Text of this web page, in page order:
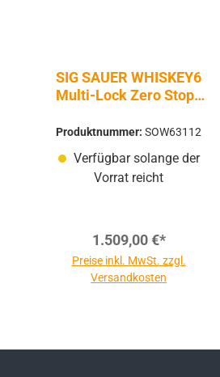
SIG SAUER WHISKEY6
Multi-Lock Zero Stop |
Hunter 2.0 SFP
Produktnummer:SOW63112
Verfügbar solange der
Vorrat reicht
1.509,00 €*
Preise inkl. MwSt. zzgl.
Versandkosten